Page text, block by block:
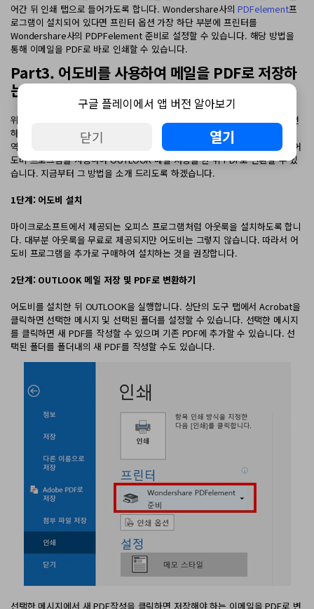
어간 뒤 인쇄 탭으로 들어가도록 합니다. Wondershare사의PDFelement프
로그램이 설치되어 있다면 프린터 옵션 가장 하단 부분에 프린터를
Wondershare사의 PDPFelement 준비로 설정할 수 있습니다. 해당 방법을
통해 이메일을 PDF로 바로 인쇄할 수 있습니다.
Part3. 어도비를 사용하여 메일을 PDF로 저장하
는 방법
위에서 소개 드린 Wondeshare사의 PDFelement 프로그램을 사용하여 간편
하게 이메일을 저장한 뒤 메일을 PDF로 저장하는 방법을 이용하고 편집 기능
역시 이용할 수 있습니다. 이외에도 현재 많이 사용되는 프로그램 중 하나인 어
도비 프로그램을 사용하여 OUTLOOK 메일 저장을 한 뒤 PDF로 변환할 수 있
습니다. 지금부터 그 방법을 소개 드리도록 하겠습니다.
1단계: 어도비 설치
마이크로소프트에서 제공되는 오피스 프로그램처럼 아웃룩을 설치하도록 합니
다. 대부분 아웃룩을 무료로 제공되지만 어도비는 그렇지 않습니다. 따라서 어
도비 프로그램을 추가로 구매하여 설치하는 것을 권장합니다.
2단계: OUTLOOK 메일 저장 및 PDF로 변환하기
어도비를 설치한 뒤 OUTLOOK을 실행합니다. 상단의 도구 탭에서 Acrobat을
클릭하면 선택한 메시지 및 선택된 폴더를 설정할 수 있습니다. 선택한 메시지
를 클릭하면 새 PDF를 작성할 수 있으며 기존 PDF에 추가할 수 있습니다. 선
택된 폴더를 폴더내의 새 PDF를 작성할 수도 있습니다.
선택한 메시지에서 새 PDF작성을 클릭하면 저장해야 하는 이메일을 PDF로 변
구글 플레이에서 앱 버전 알아보기
닫기 열기